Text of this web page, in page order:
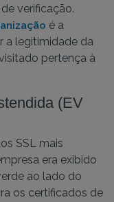
verificação.
é a
a legitimidade da
pertença à
(EV
SSL mais
era exibido
ao lado do
os certificados de